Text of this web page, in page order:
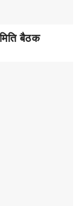
बैठक